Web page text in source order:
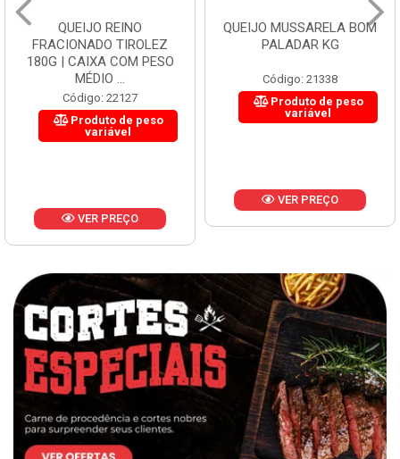
QUEIJO REINO
FRACIONADO TIROLEZ
180G | CAIXA COM PESO
MÉDIO ...
Código: 22127
Produto de peso
variável
VER PREÇO
QUEIJO MUSSARELA BOM
PALADAR KG
Código: 21338
Produto de peso
variável
VER PREÇO